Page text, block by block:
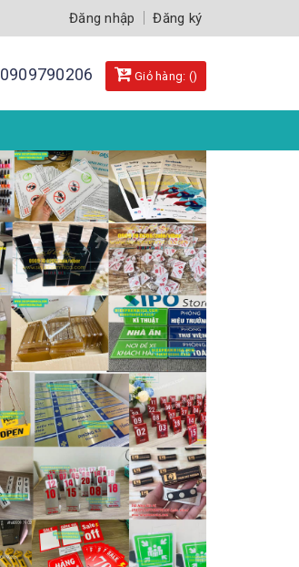
Đăng nhập Đăng ký
0909790206 Giỏ hàng: ()